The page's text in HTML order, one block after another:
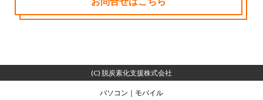
(C) 脱炭素化支援株式会社
パソコン ｜モバイル